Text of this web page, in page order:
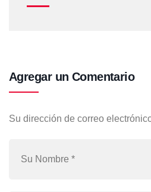
Agregar un Comentario
Su dirección de correo